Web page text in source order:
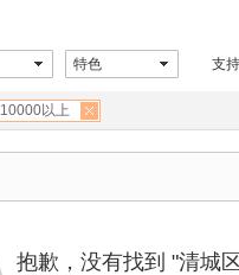
特色 支
10000以上
抱歉，没有找到 "清城